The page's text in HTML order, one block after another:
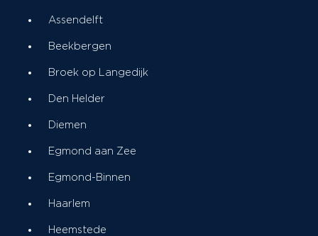
Assendelft
Beekbergen
Broek op Langedijk
Den Helder
Diemen
Egmond aan Zee
Egmond-Binnen
Haarlem
Heemstede